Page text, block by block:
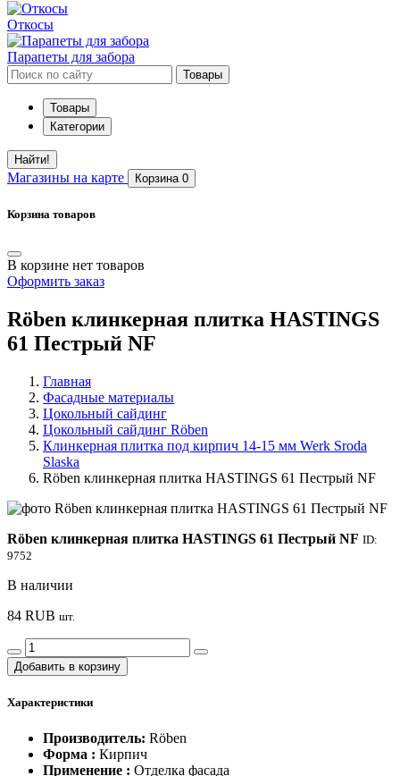
Откосы
Парапеты для забора
Товары
Товары
Категории
Найти!
Магазины на карте Корзина 0
Корзина товаров
В корзине нет товаров
Оформить заказ
Röben клинкерная плитка HASTINGS
61 Пестрый NF
Главная
Фасадные материалы
Цокольный сайдинг
Цокольный сайдинг Röben
Клинкерная плитка под кирпич 14-15 мм Werk Sroda
Slaska
Röben клинкерная плитка HASTINGS 61 Пестрый NF
Röben клинкерная плитка HASTINGS 61 Пестрый NF ID:
9752
В наличии
84 RUB шт.
Добавить в корзину
Характеристики
Производитель: Röben
Форма : Кирпич
Применение : Отделка фасада